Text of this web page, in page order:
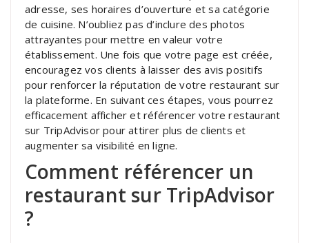
adresse, ses horaires d’ouverture et sa catégorie
de cuisine. N’oubliez pas d’inclure des photos
attrayantes pour mettre en valeur votre
établissement. Une fois que votre page est créée,
encouragez vos clients à laisser des avis positifs
pour renforcer la réputation de votre restaurant sur
la plateforme. En suivant ces étapes, vous pourrez
efficacement afficher et référencer votre restaurant
sur TripAdvisor pour attirer plus de clients et
augmenter sa visibilité en ligne.
Comment référencer un
restaurant sur TripAdvisor
?